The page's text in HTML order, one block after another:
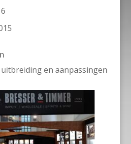
en aanpassingen